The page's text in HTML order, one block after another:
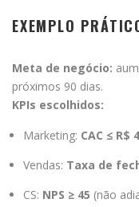
EXEMPLO
Meta de negócio:
próximos 90 dias.
KPIs escolhidos:
Marketing: CAC ≤ R$
Vendas: Taxa de
CS: NPS ≥ 45 (não